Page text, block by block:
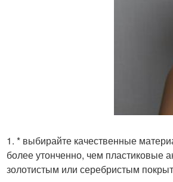
1. * выбирайте качественные
более утонченно, чем пластиковые
золотистым или серебристым